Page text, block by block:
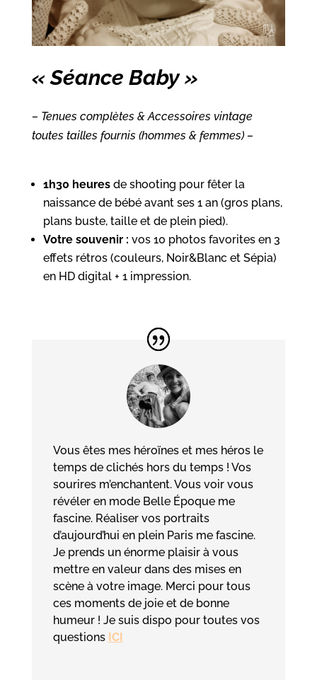
« Séance Baby »
– Tenues complètes & Accessoires vintage
toutes tailles fournis (hommes & femmes) –
1h30 heuresde shooting pour fêter la
naissance de bébé avant ses 1 an (gros plans,
plans buste, taille et de plein pied).
Votre souvenir : vos 10 photos favorites en 3
effets rétros (couleurs, Noir&Blanc et Sépia)
en HD digital + 1 impression.
Vous êtes mes héroïnes et mes héros le
temps de clichés hors du temps ! Vos
sourires m’enchantent. Vous voir vous
révéler en mode Belle Époque me
fascine. Réaliser vos portraits
d’aujourd’hui en plein Paris me fascine.
Je prends un énorme plaisir à vous
mettre en valeur dans des mises en
scène à votre image. Merci pour tous
ces moments de joie et de bonne
humeur ! Je suis dispo pour toutes vos
questions ICI